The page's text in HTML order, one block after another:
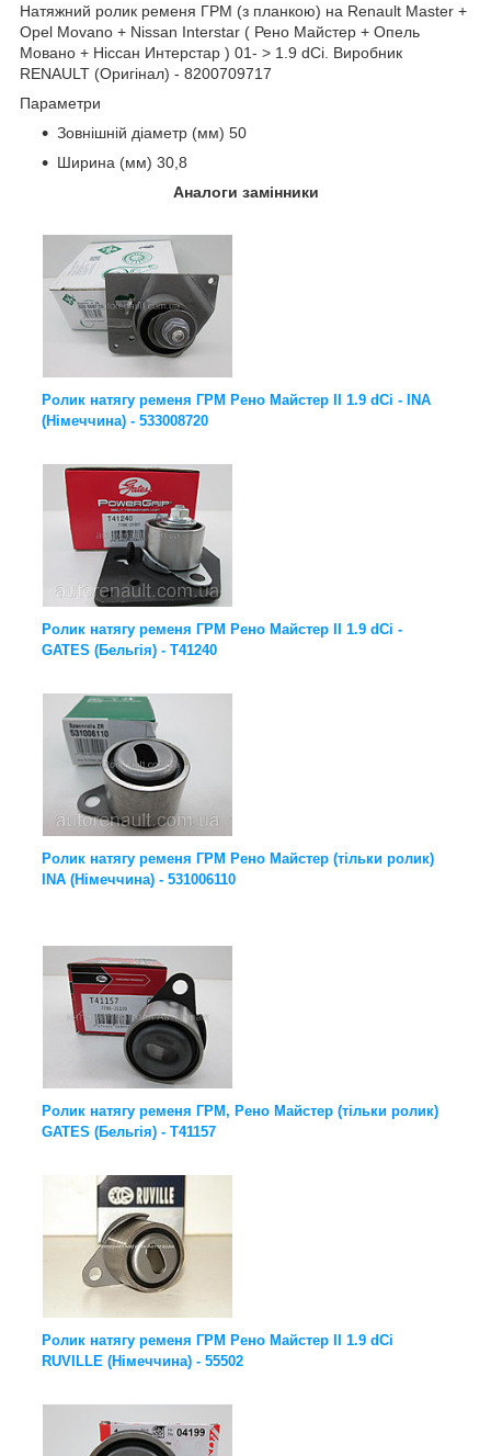
Натяжний ролик ременя ГРМ (з планкою) на Renault Master +
Opel Movano + Nissan Interstar ( Рено Майстер + Опель
Мовано + Ніссан Интерстар ) 01- > 1.9 dCi. Виробник
RENAULT (Оригінал) - 8200709717
Параметри
Зовнішній діаметр (мм) 50
Ширина (мм) 30,8
Аналоги замінники
Ролик натягу ременя ГРМ Рено Майстер II 1.9 dCi - INA
(Німеччина) - 533008720
Ролик натягу ременя ГРМ Рено Майстер II 1.9 dCi -
GATES (Бельгія) - T41240
Ролик натягу ременя ГРМ Рено Майстер (тільки ролик)
INA (Німеччина) - 531006110
Ролик натягу ременя ГРМ, Рено Майстер (тільки ролик)
GATES (Бельгія) - T41157
Ролик натягу ременя ГРМ Рено Майстер ІІ 1.9 dCi
RUVILLE (Німеччина) - 55502